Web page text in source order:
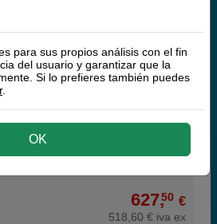
de tinta magenta XXL
627,50 €
518,60 € iva ex
para sus propios análisis con el fin
del usuario y garantizar que la
Si lo prefieres también puedes
.
OK